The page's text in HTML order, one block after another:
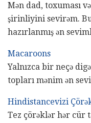
Mən dad, toxuması
şirinliyini sevirəm.
hazırlanmış ən
Macaroons
Yalnızca bir neçə
topları mənim ən
Hindistancevizi
Tez çörəklər hər cür